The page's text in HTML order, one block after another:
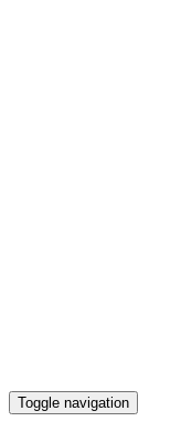
Toggle navigation